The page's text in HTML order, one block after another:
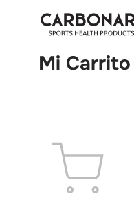
Inicio
Mi Carrito